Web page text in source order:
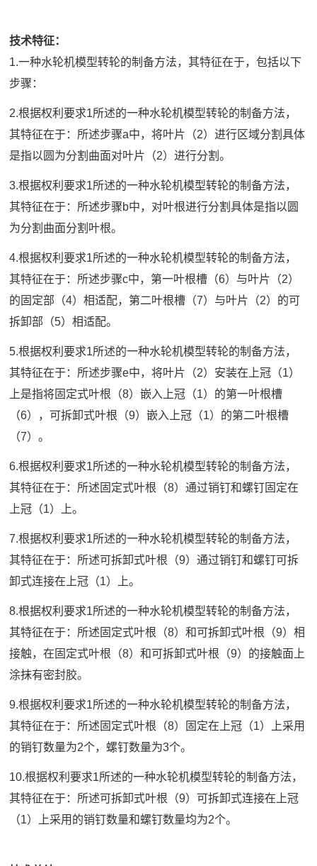
技术特征：
1.一种水轮机模型转轮的制备方法，其特征在于，包括以下
步骤：
2.根据权利要求1所述的一种水轮机模型转轮的制备方法，
其特征在于：所述步骤a中，将叶片（2）进行区域分割具体
是指以圆为分割曲面对叶片（2）进行分割。
3.根据权利要求1所述的一种水轮机模型转轮的制备方法，
其特征在于：所述步骤b中，对叶根进行分割具体是指以圆
为分割曲面分割叶根。
4.根据权利要求1所述的一种水轮机模型转轮的制备方法，
其特征在于：所述步骤c中，第一叶根槽（6）与叶片（2）
的固定部（4）相适配，第二叶根槽（7）与叶片（2）的可
拆卸部（5）相适配。
5.根据权利要求1所述的一种水轮机模型转轮的制备方法，
其特征在于：所述步骤e中，将叶片（2）安装在上冠（1）
上是指将固定式叶根（8）嵌入上冠（1）的第一叶根槽
（6），可拆卸式叶根（9）嵌入上冠（1）的第二叶根槽
（7）。
6.根据权利要求1所述的一种水轮机模型转轮的制备方法，
其特征在于：所述固定式叶根（8）通过销钉和螺钉固定在
上冠（1）上。
7.根据权利要求1所述的一种水轮机模型转轮的制备方法，
其特征在于：所述可拆卸式叶根（9）通过销钉和螺钉可拆
卸式连接在上冠（1）上。
8.根据权利要求1所述的一种水轮机模型转轮的制备方法，
其特征在于：所述固定式叶根（8）和可拆卸式叶根（9）相
接触，在固定式叶根（8）和可拆卸式叶根（9）的接触面上
涂抹有密封胶。
9.根据权利要求1所述的一种水轮机模型转轮的制备方法，
其特征在于：所述固定式叶根（8）固定在上冠（1）上采用
的销钉数量为2个，螺钉数量为3个。
10.根据权利要求1所述的一种水轮机模型转轮的制备方法，
其特征在于：所述可拆卸式叶根（9）可拆卸式连接在上冠
（1）上采用的销钉数量和螺钉数量均为2个。